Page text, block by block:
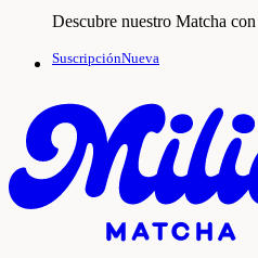
Descubre nuestro Matcha
SuscripciónNueva